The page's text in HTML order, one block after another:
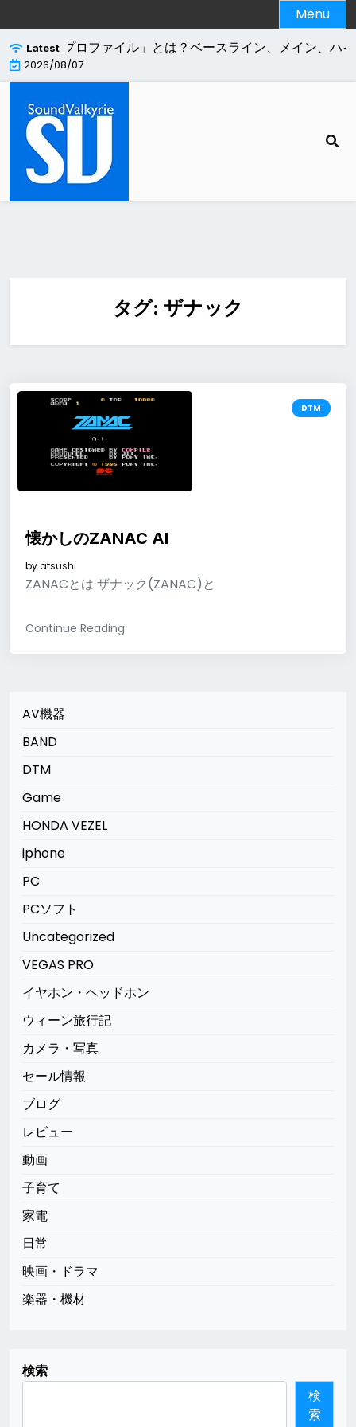
to
content
Menu
Latest
ドの「プロファイル」とは？ベースライン、メイン、ハ
2026/08/07
タグ: ザナック
DTM
懐かしのZANAC AI
byatsushi
ZANACとは ザナック(ZANAC)と
Continue Reading
AV機器
BAND
DTM
Game
HONDA VEZEL
iphone
PC
PCソフト
Uncategorized
VEGAS PRO
イヤホン・ヘッドホン
ウィーン旅行記
カメラ・写真
セール情報
ブログ
レビュー
動画
子育て
家電
日常
映画・ドラマ
楽器・機材
検索
検
索